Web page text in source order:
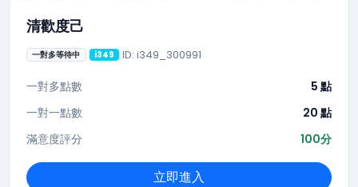
清歡度己
一對多等待中 i349 ID: i349_300991
一對多點數
5 點
一對一點數
20 點
滿意度評分
100分
立即進入